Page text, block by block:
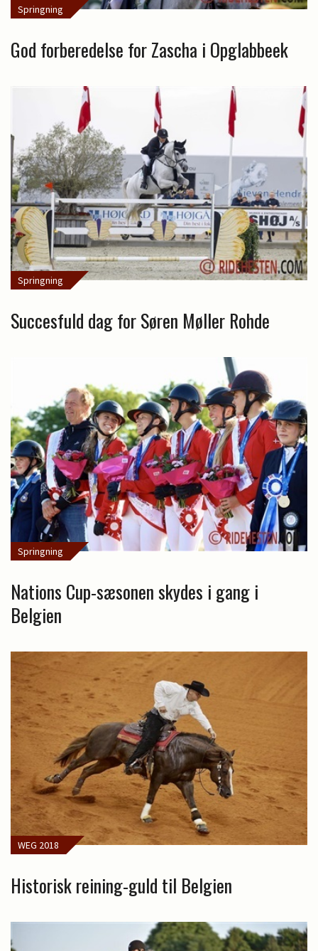
Springning
God forberedelse for Zascha i Opglabbeek
Springning
Succesfuld dag for Søren Møller Rohde
Springning
Nations Cup-sæsonen skydes i gang i
Belgien
WEG 2018
Historisk reining-guld til Belgien